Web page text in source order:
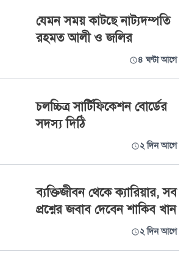
যেমন সময় কাটছে নাট্যদম্পতি
রহমত আলী ও জলির
৪ ঘণ্টা আগে
চলচ্চিত্র সার্টিফিকেশন বোর্ডের
সদস্য দিঠি
২ দিন আগে
ব্যক্তিজীবন থেকে ক্যারিয়ার, সব
প্রশ্নের জবাব দেবেন শাকিব খান
২ দিন আগে